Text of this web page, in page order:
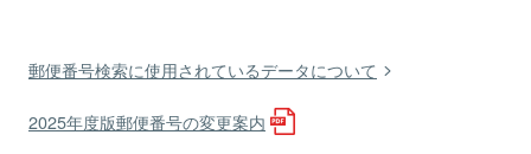
郵便番号検索に使用されているデータについて
2025年度版郵便番号の変更案内